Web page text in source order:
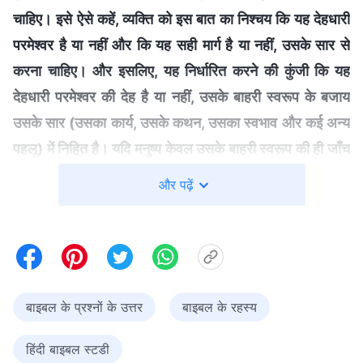
चाहिए। इसे ऐसे कहें, व्यक्ति को इस बात का निश्चय कि यह देहधारी
परमेश्वर है या नहीं और कि यह सही मार्ग है या नहीं, उसके सार से
करना चाहिए। और इसलिए, यह निर्धारित करने की कुंजी कि यह
देहधारी परमेश्वर की देह है या नहीं, उसके बाहरी स्वरूप के बजाय
उसके सार (उसका कार्य, उसके कथन, उसका स्वभाव और कई अन्य
पहलू) में निहित है। यदि मनुष्य केवल उसके बाहरी स्वरूप की ही जाँच
करता है, और परिणामस्वरूप उसके सार की अनदेखी करता है, तो
मसीह कहा जाता है, और इसलिए वह मसीह जो लोगों को सत्य दे सकता
परमेश्वर का सार धारण करता है, और अपने कार्य में परमेश्वर का
अपने आप को मसीह कहते हैं, परंतु परमेश्वर का कार्य नहीं कर सकते
और पढ़ें
बाइबल के प्रश्नों के उत्तर बाइबल के रहस्य
हिंदी बाइबल स्टडी